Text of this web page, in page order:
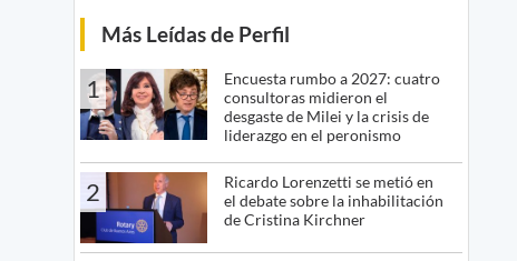
Más Leídas de Perfil
1
Encuesta rumbo a 2027: cuatro
consultoras midieron el
desgaste de Milei y la crisis de
liderazgo en el peronismo
2
Ricardo Lorenzetti se metió en
el debate sobre la inhabilitación
de Cristina Kirchner